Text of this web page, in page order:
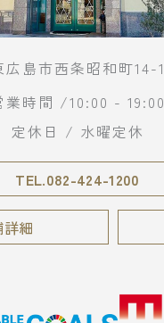
広島市西条昭和町14-1
業時間 /10:00 - 19:00
定休日 / 水曜定休
TEL.082-424-1200
細